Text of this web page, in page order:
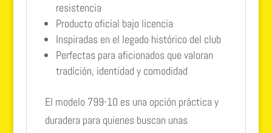
resistencia
Producto oficial bajo licencia
Inspiradas en el legado histórico del club
Perfectas para aficionados que valoran
tradición, identidad y comodidad
El modelo 799-10 es una opción práctica y
duradera para quienes buscan unas